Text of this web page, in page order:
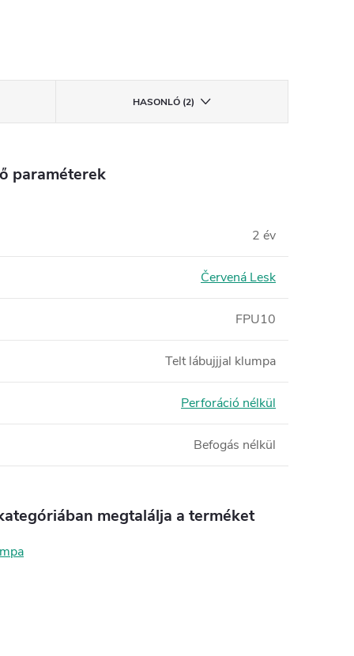
HASONLÓ (2)
paraméterek
2 év
Červená Lesk
FPU10
Telt lábujjjal klumpa
Perforáció nélkül
Befogás nélkül
megtalálja a terméket